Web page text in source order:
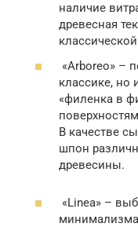
наличие
древесная
«Arboreo» –
классике, но
«филенка в
В качестве
шпон
древесины.
«Linea» –